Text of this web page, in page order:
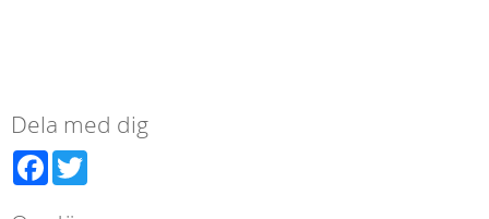
Dela med dig
Facebook